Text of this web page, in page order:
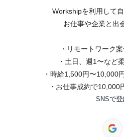
Workshipを利用して
お仕事や企業と出
・リモートワーク
・土日、週1〜など
・時給1,500円〜10,000
・お仕事成約で10,000
SNSで登